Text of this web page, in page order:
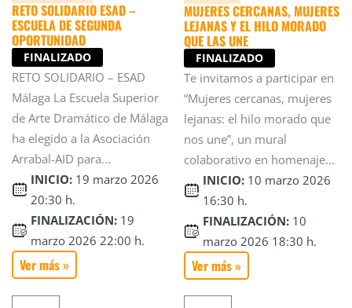
RETO SOLIDARIO ESAD –
ESCUELA DE SEGUNDA
OPORTUNIDAD
FINALIZADO
RETO SOLIDARIO – ESAD
Málaga La Escuela Superior
de Arte Dramático de Málaga
ha elegido a la Asociación
Arrabal-AID para...
INICIO: 19 marzo 2026
20:30 h.
FINALIZACIÓN: 19
marzo 2026 22:00 h.
Ver más »
MUJERES CERCANAS, MUJERES
LEJANAS Y EL HILO MORADO
QUE LAS UNE
FINALIZADO
Te invitamos a participar en
“Mujeres cercanas, mujeres
lejanas: el hilo morado que
nos une”, un mural
colaborativo en homenaje...
INICIO: 10 marzo 2026
16:30 h.
FINALIZACIÓN: 10
marzo 2026 18:30 h.
Ver más »